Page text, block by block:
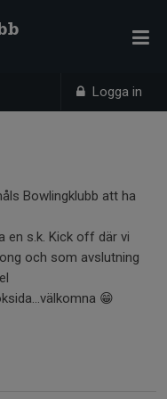
Logga in
Bowlingklubb att ha
en s.k. Kick off där vi
och som avslutning
😁